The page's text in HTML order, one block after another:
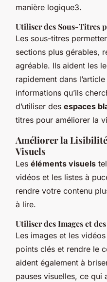
manière logique3.
Utiliser des Sous-Titres
Les sous-titres
sections plus gérables,
agréable. Ils aident les
rapidement dans
informations qu’ils
d’utiliser des espaces
titres pour améliorer la
Améliorer la Lisibilité
Visuels
Les éléments visuels
vidéos et les listes à
rendre votre contenu
à lire.
Utiliser des Images et
Les images et les
points clés et rendre le
aident également à
pauses visuelles, ce qui